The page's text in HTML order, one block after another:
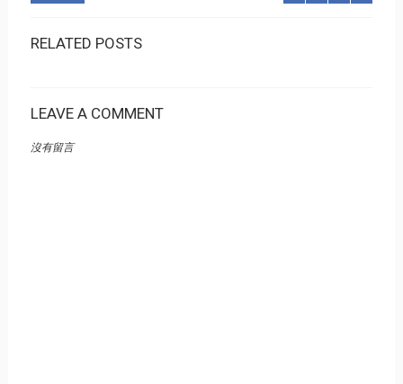
RELATED POSTS
LEAVE A COMMENT
沒有留言